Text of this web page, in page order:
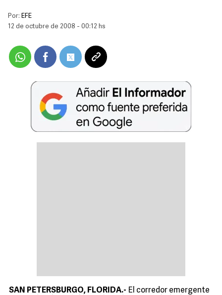
Por: EFE
12 de octubre de 2008 - 00:12 hs
SAN PETERSBURGO, FLORIDA.- El corredor emergente